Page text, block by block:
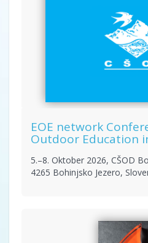
EOE network
Outdoor Education
5.–8. Oktober 2026, CŠOD
4265 Bohinjsko Jezero,